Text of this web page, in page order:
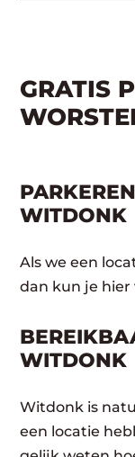
GRATIS
WITDONK
Als we een
dan kun je
WITDONK
Witdonk is
een locatie